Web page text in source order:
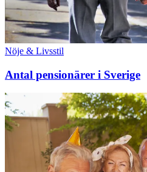
Nöje & Livsstil
Antal pensionärer i Sverige